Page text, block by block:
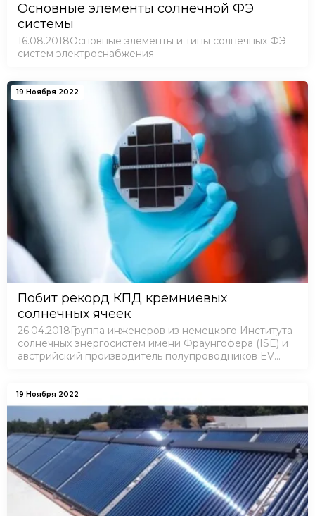
Основные элементы солнечной ФЭ
системы
16.08.2018Основные элементы и типы солнечных ФЭ
систем электроснабжения
19 Ноября 2022
Побит рекорд КПД кремниевых
солнечных ячеек
26.04.2018Группа инженеров из немецкого Института
солнечных энергосистем имени Фраунгофера (ISE) и
австрийский производитель полупроводников EV
19 Ноября 2022